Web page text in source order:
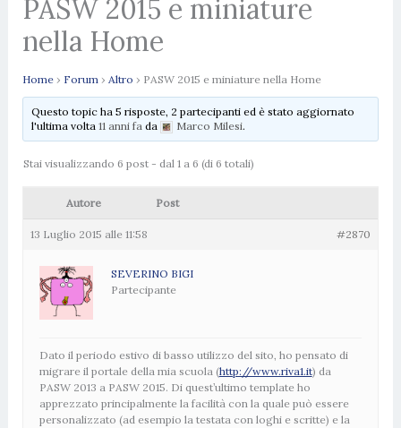
PASW 2015 e miniature
nella Home
Home › Forum › Altro › PASW 2015 e miniature nella Home
Questo topic ha 5 risposte, 2 partecipanti ed è stato aggiornato
l'ultima volta 11 anni fada Marco Milesi.
Stai visualizzando 6 post - dal 1 a 6 (di 6 totali)
Autore Post
13 Luglio 2015 alle 11:58 #2870
SEVERINO BIGI
Partecipante
Dato il periodo estivo di basso utilizzo del sito, ho pensato di
migrare il portale della mia scuola (http://www.riva1.it) da
PASW 2013 a PASW 2015. Di quest’ultimo template ho
apprezzato principalmente la facilità con la quale può essere
personalizzato (ad esempio la testata con loghi e scritte) e la